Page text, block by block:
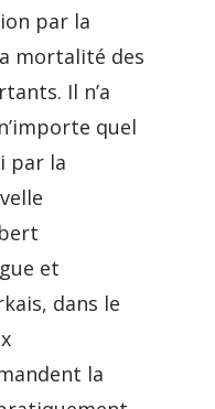
par la
mortalité des
Il n’a
quel
par la
et
dans le
la